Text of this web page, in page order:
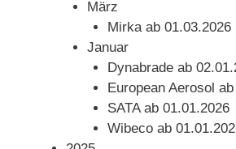
März
Mirka ab 01.03.2026
Januar
Dynabrade ab
European Aerosol
SATA ab 01.01.2026
Wibeco ab